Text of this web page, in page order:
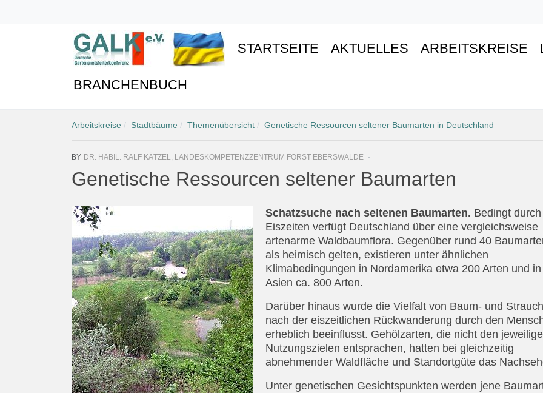
STARTSEITE AKTUELLES ARBEITSKREISE
BRANCHENBUCH
Arbeitskreise Stadtbäume Themenübersicht Genetische Ressourcen seltener Baumarten in Deutschland
BY DR. HABIL. RALF KÄTZEL, LANDESKOMPETENZZENTRUM FORST EBERSWALDE
Genetische Ressourcen seltener Baumarten
Schatzsuche nach seltenen Baumarten. Bedingt
Eiszeiten verfügt Deutschland über eine vergleichsweise
artenarme Waldbaumflora. Gegenüber rund 40
als heimisch gelten, existieren unter ähnlichen
Klimabedingungen in Nordamerika etwa 200 Arten und in
Asien ca. 800 Arten.
Darüber hinaus wurde die Vielfalt von Baum- und
nach der eiszeitlichen Rückwanderung durch den
erheblich beeinflusst. Gehölzarten, die nicht den
Nutzungszielen entsprachen, hatten bei gleichzeitig
abnehmender Waldfläche und Standortgüte das
Unter genetischen Gesichtspunkten werden jene